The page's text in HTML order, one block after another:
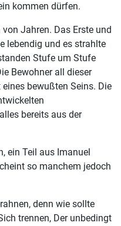
kommen dürfen.
Jahren. Das Erste und
lebendig und es strahlte
Stufe um Stufe
Bewohner all dieser
bewußten Seins. Die
bereits aus der
ein Teil aus Imanuel
so manchem jedoch
denn wie sollte
trennen, Der unbedingt